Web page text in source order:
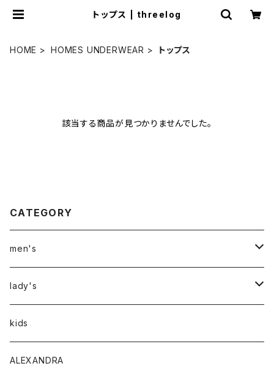
トップス | threelog
HOME HOMES UNDERWEAR トップス
該当する商品が見つかりませんでした。
CATEGORY
men's
アウター
トップス
Tシャツ
ボトムス
lady's
アウター
トップス
kids
ALEXANDRA